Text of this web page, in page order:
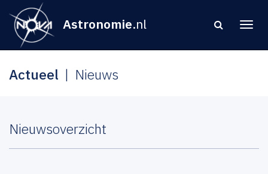
Astronomie.nl
Actueel Nieuws
Nieuwsoverzicht